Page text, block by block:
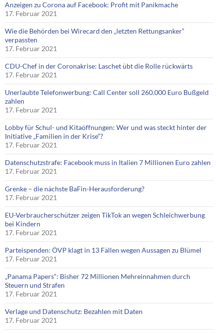
Anzeigen zu Corona auf Facebook: Profit mit Panikmache
17. Februar 2021
Wie die Behörden bei Wirecard den „letzten Rettungsanker“
verpassten
17. Februar 2021
CDU-Chef in der Coronakrise: Laschet übt die Rolle rückwärts
17. Februar 2021
Unerlaubte Telefonwerbung: Call Center soll 260.000 Euro Bußgeld
zahlen
17. Februar 2021
Lobby für Schul- und Kitaöffnungen: Wer und was steckt hinter der
Initiative „Familien in der Krise“?
17. Februar 2021
Datenschutzstrafe: Facebook muss in Italien 7 Millionen Euro zahlen
17. Februar 2021
Grenke – die nächste BaFin-Herausforderung?
17. Februar 2021
EU-Verbraucherschützer zeigen TikTok an wegen Schleichwerbung
bei Kindern
17. Februar 2021
Parteispenden: ÖVP klagt in 13 Fällen wegen Aussagen zu Blümel
17. Februar 2021
„Panama Papers“: Bisher 72 Millionen Mehreinnahmen durch
Steuern und Strafen
17. Februar 2021
Verlage und Datenschutz: Bezahlen mit Daten
17. Februar 2021